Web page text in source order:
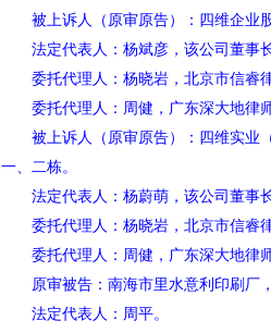
被上诉人（原审原告）：四维企业股
法定代表人：杨斌彦，该公司董事长
委托代理人：杨晓岩，北京市信睿律
委托代理人：周健，广东深大地律师
被上诉人（原审原告）：四维实业（
一、二栋。
法定代表人：杨蔚萌，该公司董事长
委托代理人：杨晓岩，北京市信睿律
委托代理人：周健，广东深大地律师
原审被告：南海市里水意利印刷厂，
法定代表人：周平。